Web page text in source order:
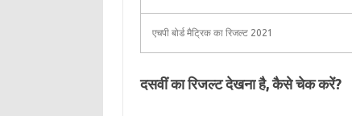
एचपी बोर्ड मैट्रिक का रिजल्ट 2021
दसवीं का रिजल्ट देखना है, कैसे चेक करें?